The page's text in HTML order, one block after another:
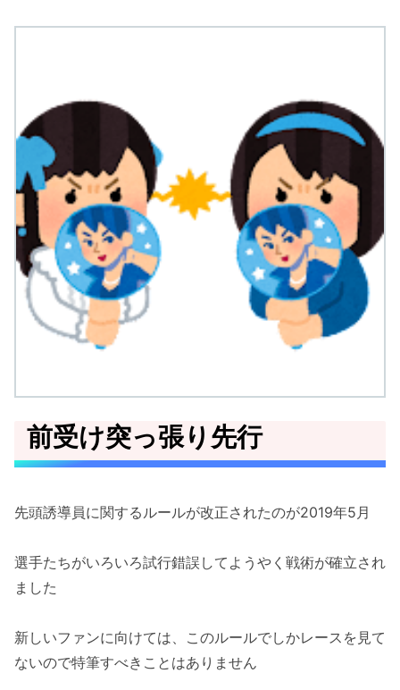
前受け突っ張り先行
先頭誘導員に関するルールが改正されたのが2019年5月
選手たちがいろいろ試行錯誤してようやく戦術が確立され
ました
新しいファンに向けては、このルールでしかレースを見て
ないので特筆すべきことはありません